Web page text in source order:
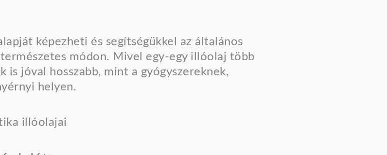
képezheti és segítségükkel az általános
módon. Mivel egy-egy illóolaj több
is jóval hosszabb, mint a gyógyszereknek,
helyen.